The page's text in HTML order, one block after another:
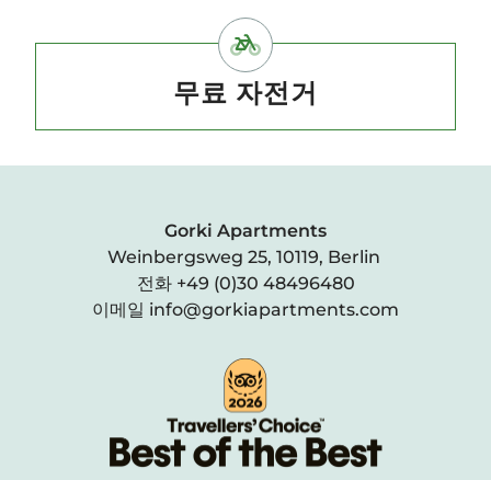
무료 자전거
Gorki Apartments
Weinbergsweg 25, 10119, Berlin
전화 +49 (0)30 48496480
이메일 info@gorkiapartments.com